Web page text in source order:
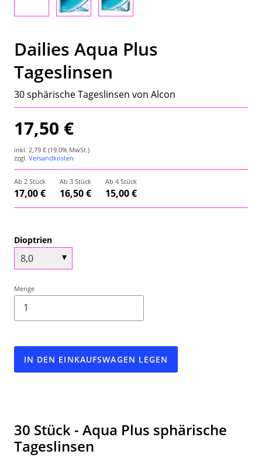
Wetterstation
Hygrometer
Über uns
Kontakt
Dailies Aqua Plus
Tageslinsen
30 sphärische Tageslinsen von Alcon
17,50 €
inkl. 2,79 € (19.0% MwSt.)
zzgl. Versandkosten
Ab 2 Stück
17,00 €
Ab 3 Stück
16,50 €
Ab 4 Stück
15,00 €
Dioptrien
Menge
IN DEN EINKAUFSWAGEN LEGEN
30 Stück - Aqua Plus sphärische
Tageslinsen